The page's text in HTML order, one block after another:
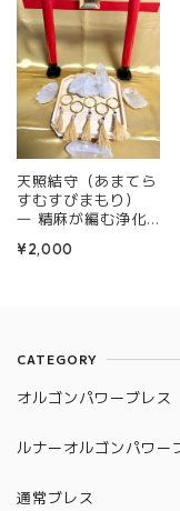
天照結守（あまてら
すむすびまもり）
― 精麻が編む浄化
―
¥2,000
CATEGORY
オルゴンパワーブレス
ルナーオルゴンパワー
通常ブレス